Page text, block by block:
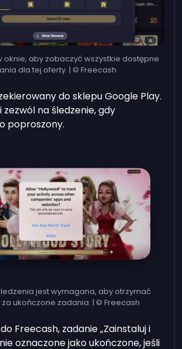
oknie, aby zobaczyć wszystkie dostępne
dla tej oferty. | © Freecash
do sklepu Google Play.
zezwól na śledzenie, gdy
poproszony.
jest wymagana, aby otrzymać
ukończone zadania. | © Freecash
Freecash, zadanie „Zainstaluj i
oznaczone jako ukończone, jeśli